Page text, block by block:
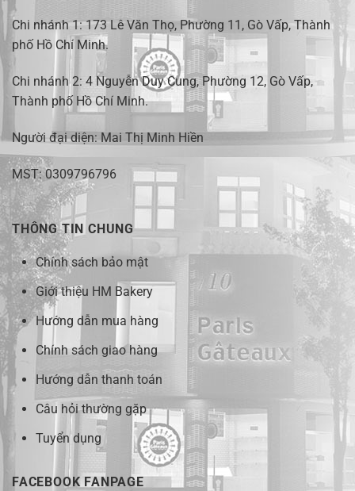
Chi nhánh 1:173 Lê Văn Thọ, Phường 11, Gò Vấp, Thành
phố Hồ Chí Minh.
Chi nhánh 2: 4 Nguyễn Duy Cung, Phường 12, Gò Vấp,
Thành phố Hồ Chí Minh.
Người đại diện: Mai Thị Minh Hiền
MST: 0309796796
THÔNG TIN CHUNG
Chính sách bảo mật
Giới thiệu HM Bakery
Hướng dẫn mua hàng
Chính sách giao hàng
Hướng dẫn thanh toán
Câu hỏi thường gặp
Tuyển dụng
FACEBOOK FANPAGE